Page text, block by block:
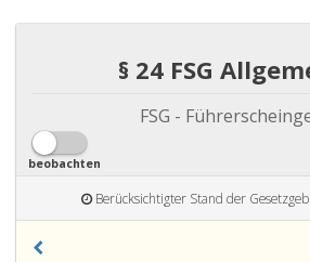
§ 24 FSG
FSG -
beobachten
Berücksichtigter Stand der